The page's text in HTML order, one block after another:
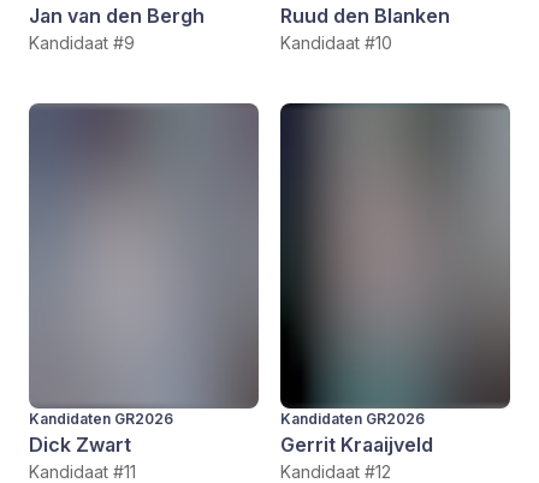
Jan van den Bergh
Kandidaat #9
Ruud den Blanken
Kandidaat #10
Kandidaten GR2026
Dick Zwart
Kandidaat #11
Kandidaten GR2026
Gerrit Kraaijveld
Kandidaat #12